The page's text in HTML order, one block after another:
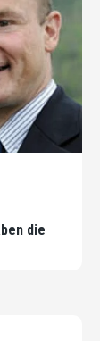
die